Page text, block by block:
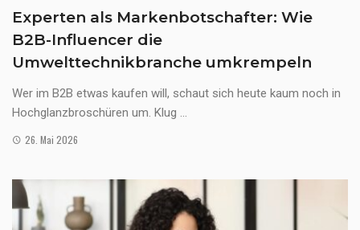
Experten als Markenbotschafter: Wie
B2B-Influencer die
Umwelttechnikbranche umkrempeln
Wer im B2B etwas kaufen will, schaut sich heute kaum noch in
Hochglanzbroschüren um. Klug ...
26. Mai 2026